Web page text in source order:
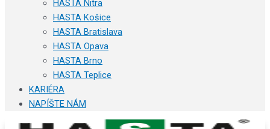
HASTA Nitra
HASTA Košice
HASTA Bratislava
HASTA Opava
HASTA Brno
HASTA Teplice
KARIÉRA
NAPÍŠTE NÁM